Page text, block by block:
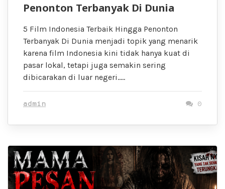
Penonton Terbanyak Di Dunia
5 Film Indonesia Terbaik Hingga Penonton
Terbanyak Di Dunia menjadi topik yang menarik
karena film Indonesia kini tidak hanya kuat di
pasar lokal, tetapi juga semakin sering
dibicarakan di luar negeri…..
admin 0